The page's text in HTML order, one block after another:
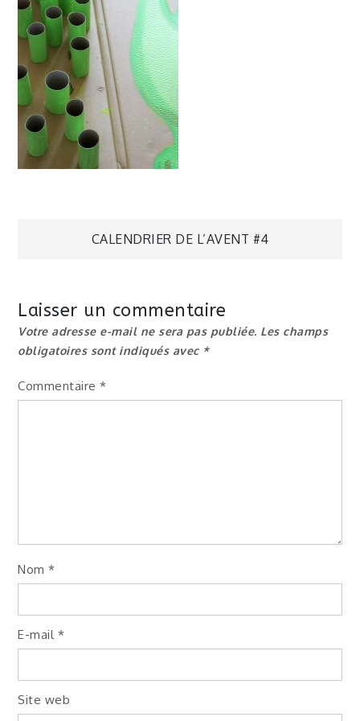
Navigation
l’article
CALENDRIER DE L’AVENT #4
Laisser un commentaire
Votre adresse e-mail ne sera pas publiée. Les champs
obligatoires sont indiqués avec *
Commentaire*
Nom*
E-mail *
Site web